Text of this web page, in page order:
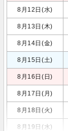
8月12日(水)
8月13日(木)
8月14日(金)
8月15日(土)
8月16日(日)
8月17日(月)
8月18日(火)
8月19日(水)